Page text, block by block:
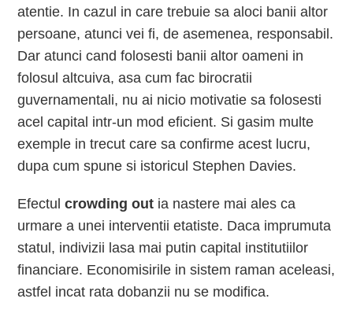
atentie. In cazul in care trebuie sa aloci banii altor
persoane, atunci vei fi, de asemenea, responsabil.
Dar atunci cand folosesti banii altor oameni in
folosul altcuiva, asa cum fac birocratii
guvernamentali, nu ai nicio motivatie sa folosesti
acel capital intr-un mod eficient. Si gasim multe
exemple in trecut care sa confirme acest lucru,
dupa cum spune si istoricul Stephen Davies.
Efectulcrowding out ia nastere mai ales ca
urmare a unei interventii etatiste. Daca imprumuta
statul, indivizii lasa mai putin capital institutiilor
financiare. Economisirile in sistem raman aceleasi,
astfel incat rata dobanzii nu se modifica.